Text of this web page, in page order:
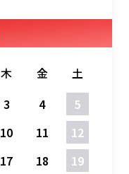
木 金
土
3 4
5
10 11
12
17 18
19